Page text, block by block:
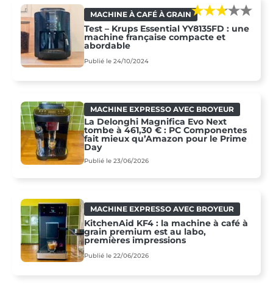
MACHINE À CAFÉ À GRAIN
Test – Krups Essential YY8135FD : une
machine française compacte et
abordable
Publié le 24/10/2024
MACHINE EXPRESSO AVEC BROYEUR
La Delonghi Magnifica Evo Next
tombe à 461,30 € : PC Componentes
fait mieux qu’Amazon pour le Prime
Day
Publié le 23/06/2026
MACHINE EXPRESSO AVEC BROYEUR
KitchenAid KF4 : la machine à café à
grain premium est au labo,
premières impressions
Publié le 22/06/2026